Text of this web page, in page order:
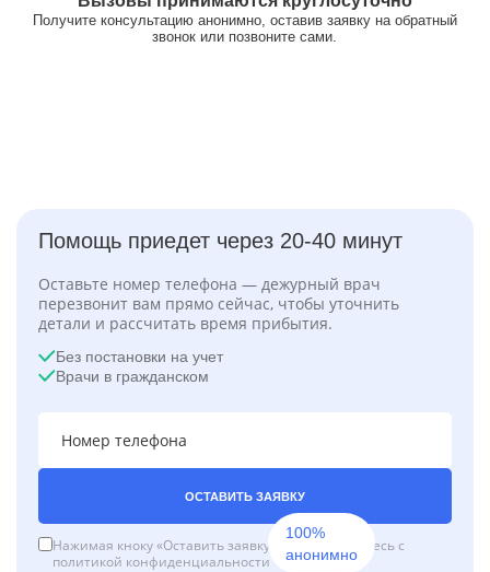
Получите консультацию анонимно, оставив заявку на обратный
звонок или позвоните сами.
Помощь приедет через 20-40 минут
Оставьте номер телефона — дежурный врач
перезвонит вам прямо сейчас, чтобы уточнить
детали и рассчитать время прибытия.
Без постановки на учет
Врачи в гражданском
ОСТАВИТЬ ЗАЯВКУ
Нажимая кноку «Оставить заявку», вы соглашаетесь с
политикой конфиденциальности
100%
анонимно